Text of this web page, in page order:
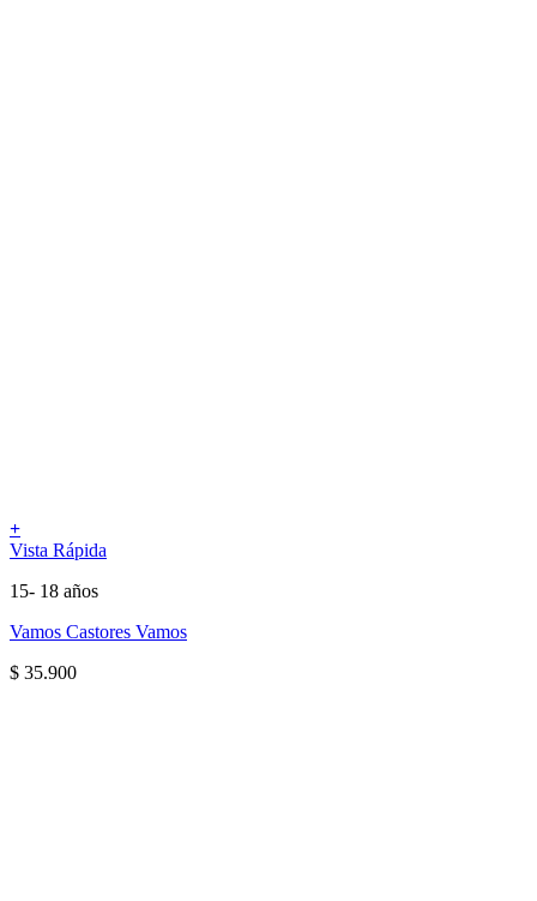
+
Vista Rápida
15- 18 años
Vamos Castores Vamos
$ 35.900